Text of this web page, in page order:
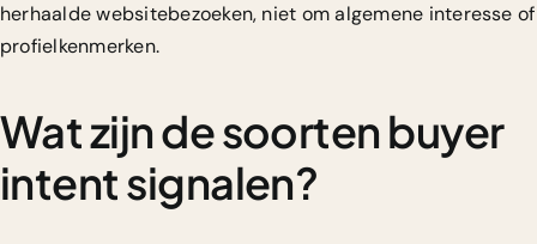
herhaalde websitebezoeken, niet om algemene interesse of
profielkenmerken.
Wat zijn de soorten buyer
intent signalen?